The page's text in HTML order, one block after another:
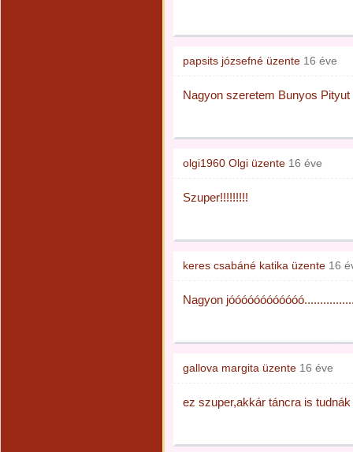
papsits józsefné üzente 16 éve
Nagyon szeretem Bunyos Pityut
olgi1960 Olgi üzente 16 éve
Szuper!!!!!!!!!
keres csabáné katika üzente 16
Nagyon
gallova margita üzente 16 éve
ez szuper,akkár táncra is